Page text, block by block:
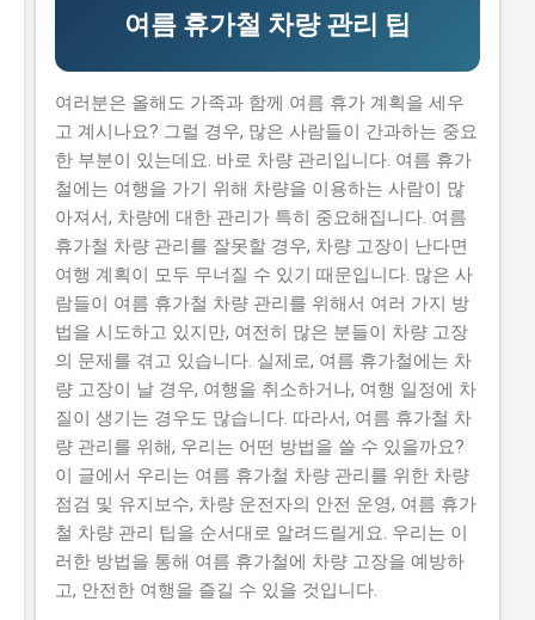
는 자격 요건을 잘 이해하지 못해서 입니다. 하지만, 이 글
을 읽으면 이러한 문제를 해결할 수 있습니다. 이 글에서
는 2026년 농식품 중소기업 기술보호 컨설팅 지원사업의
신청 방법과 자격 요건을 설명합니다. 또한, 지원 내용과
혜택, 그리고 실제 지원 받은 사람들의 후기도 공유합니
다. 그러므로, 이 글을 읽으면 지원사업에 대한 모든 정보
를 얻을 수 있습니다. 📋 목차 이 사업, 정말 받을 수 있을
까? 신청 자격과 준비물 지원 내용과 실제 혜택 단계별 신
청 방법 탈락하는 이유와 합격 전략 이 사업, 정말 받을 수
있을까? 이 사업이 뭔지, 지원 규모, 연간 선발 인원, 경쟁
률 2026년 농식품 중소기업 기술보호 컨설팅 지원사업은
농식품 중소기업의 기술 보호를 위해 제공하는 지원사업
입니다. 매년 약 500개의 사업체가 선정되는데요, 선정된
기업은 최대 5천만 원 까지의 기술 보호 컨설팅 비용을 지
원받을 수 있습니다. 유사 사업과 비교 (예비 초기 등 구체
적 차이점) 이 지원사업은 예비 창업자와 초기 창업자를
위한 지원사업과는 다릅니다...
여름 휴가철 차량 관리 팁
여러분은 올해도 가족과 함께 여름 휴가 계획을 세우
고 계시나요? 그럴 경우, 많은 사람들이 간과하는 중요
한 부분이 있는데요. 바로 차량 관리입니다. 여름 휴가
철에는 여행을 가기 위해 차량을 이용하는 사람이 많
아져서, 차량에 대한 관리가 특히 중요해집니다. 여름
휴가철 차량 관리를 잘못할 경우, 차량 고장이 난다면
여행 계획이 모두 무너질 수 있기 때문입니다. 많은 사
람들이 여름 휴가철 차량 관리를 위해서 여러 가지 방
법을 시도하고 있지만, 여전히 많은 분들이 차량 고장
의 문제를 겪고 있습니다. 실제로, 여름 휴가철에는 차
량 고장이 날 경우, 여행을 취소하거나, 여행 일정에 차
질이 생기는 경우도 많습니다. 따라서, 여름 휴가철 차
량 관리를 위해, 우리는 어떤 방법을 쓸 수 있을까요?
이 글에서 우리는 여름 휴가철 차량 관리를 위한 차량
점검 및 유지보수, 차량 운전자의 안전 운영, 여름 휴가
철 차량 관리 팁을 순서대로 알려드릴게요. 우리는 이
러한 방법을 통해 여름 휴가철에 차량 고장을 예방하
고, 안전한 여행을 즐길 수 있을 것입니다.